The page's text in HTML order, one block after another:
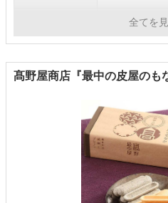
全てを
髙野屋商店『最中の皮屋のも